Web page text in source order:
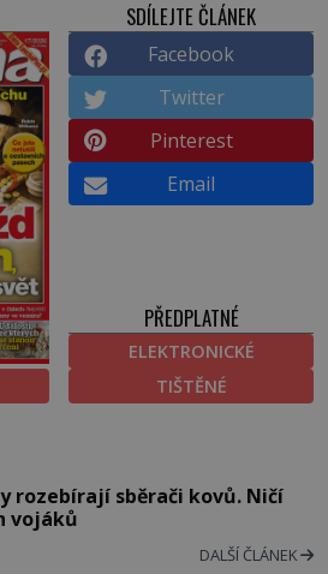
SDÍLEJTE ČLÁNEK
Facebook
Twitter
Pinterest
Email
PŘEDPLATNÉ
ELEKTRONICKÉ
TIŠTĚNÉ
rozebírají sběrači kovů. Ničí
vojáků
DALŠÍ ČLÁNEK